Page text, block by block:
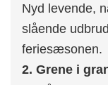
Nyd levende,
slående
feriesæsonen.
2. Grene i